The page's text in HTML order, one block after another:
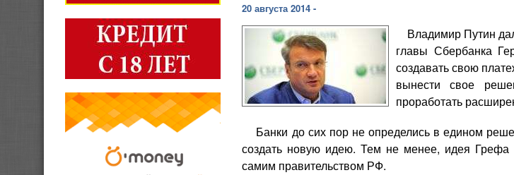
20 августа 2014 -
Владимир Путин
главы Сбербанка
создавать свою
вынести свое
проработать
Банки до сих пор не определись в едином
создать новую идею. Тем не менее, идея Грефа
самим правительством РФ.